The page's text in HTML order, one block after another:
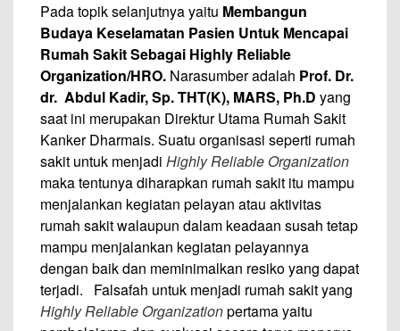
Pada topik selanjutnya yaitu Membangun
Budaya Keselamatan Pasien Untuk Mencapai
Rumah Sakit Sebagai Highly Reliable
Organization/HRO. Narasumber adalah Prof. Dr.
dr. Abdul Kadir,Sp. THT(K), MARS, Ph.D yang
saat ini merupakan Direktur Utama Rumah Sakit
Kanker Dharmais. Suatu organisasi seperti rumah
sakit untuk menjadi Highly Reliable Organization
maka tentunya diharapkan rumah sakit itu mampu
menjalankan kegiatan pelayan atau aktivitas
rumah sakit walaupun dalam keadaan susah tetap
mampu menjalankan kegiatan pelayannya
dengan baik dan meminimalkan resiko yang dapat
terjadi. Falsafah untuk menjadi rumah sakit yang
Highly Reliable Organizationpertama yaitu